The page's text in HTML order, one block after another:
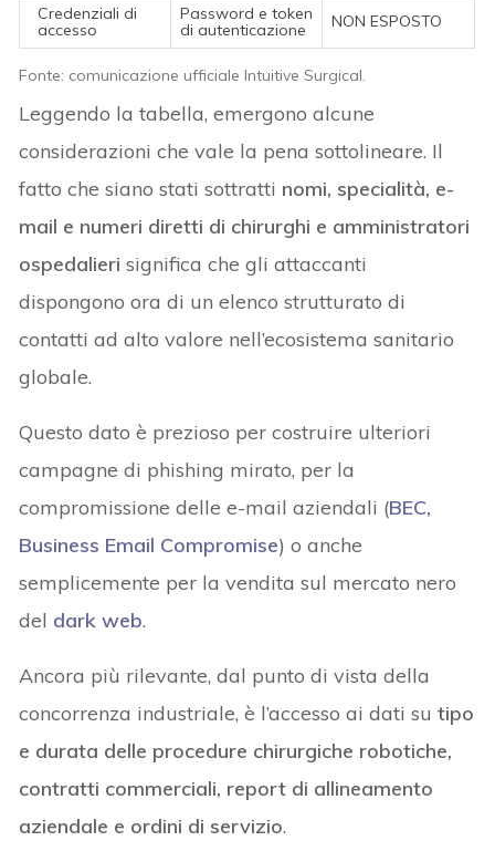
Credenziali di
accesso
Password e token
di autenticazione
NON ESPOSTO
Fonte: comunicazione ufficiale Intuitive Surgical.
Leggendo la tabella, emergono alcune
considerazioni che vale la pena sottolineare. Il
fatto che siano stati sottratti nomi, specialità, e-
mail e numeri diretti di chirurghi e amministratori
ospedalieri significa che gli attaccanti
dispongono ora di un elenco strutturato di
contatti ad alto valore nell’ecosistema sanitario
globale.
Questo dato è prezioso per costruire ulteriori
campagne di phishing mirato, per la
compromissione delle e-mail aziendali (BEC,
Business Email Compromise) o anche
semplicemente per la vendita sul mercato nero
del dark web.
Ancora più rilevante, dal punto di vista della
concorrenza industriale, è l’accesso ai dati sutipo
e durata delle procedure chirurgiche robotiche,
contratti commerciali, report di allineamento
aziendale e ordini di servizio.